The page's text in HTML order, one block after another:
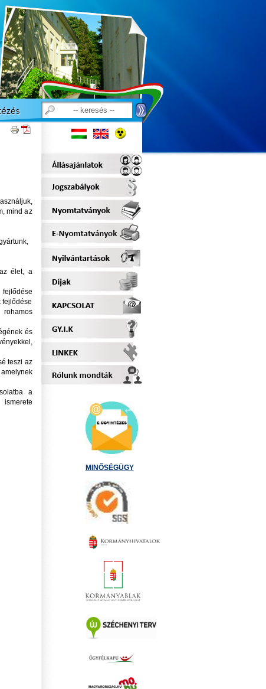
mind az
élet, a
fejlődése
és
teszi az
a
MINŐSÉGÜGY